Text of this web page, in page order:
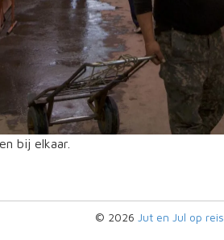
bij elkaar.
© 2026 Jut en Jul op reis